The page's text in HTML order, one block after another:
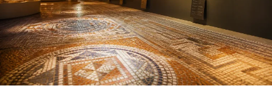
în clasamentul general U18 și locul III la U16. Aceste
rezultate confirmă dezvoltarea echilibrată a ju-jitsu-ului
românesc la nivel de club și lot național. Trei arbitri
români — Ioana Peiculeasa, Răzvan Iacob și Ioana Grosu
— au oficiat în cadrul competiției, semn al recunoașterii
internaționale a arbitrajului românesc.